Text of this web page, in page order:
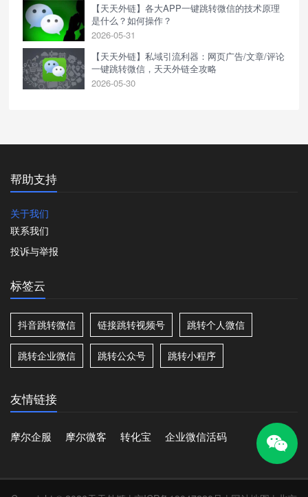
【天天外链】各大APP一键跳转微信的技术原理
是什么？如何操作？
2026-05-31
【天天外链】私域引流利器：网页广告/文章/评论
一键跳转微信，天天外链全攻略
2026-05-30
帮助支持
关于我们
联系我们
投诉与举报
标签云
抖音跳转微信 链接跳转视频号 跳转个人微信
跳转企业微信 跳转公众号 跳转小程序
友情链接
摩尔企服 摩尔微客 转化宝 企业微信活码